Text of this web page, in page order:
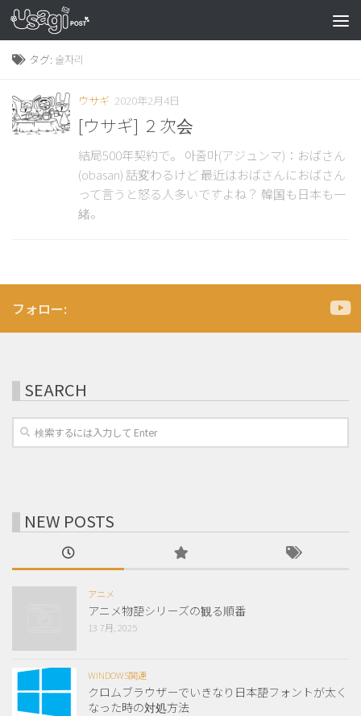
タグ: 술자리
ウサギ 2020年2月4日
[ウサギ] ２次会
結局500年契約で。 아줌마(アジュンマ)：おばさん
(obasan) 話変わるけど 最近はおばさんにおばさん
って言うと怒る人多いですよね？ 韓国も日本も一
緒。
フォロー:
SEARCH
NEW POSTS
アニメ
アニメ物語シリーズの観る順番
13 7月, 2025
WINDOWS関連
クロムブラウザーでいきなり日本語フォントが太く
なった時の対処方法